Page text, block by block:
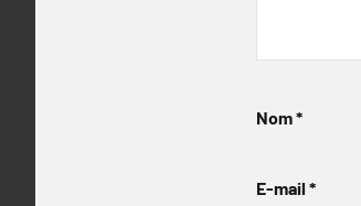
Nom*
E-mail *